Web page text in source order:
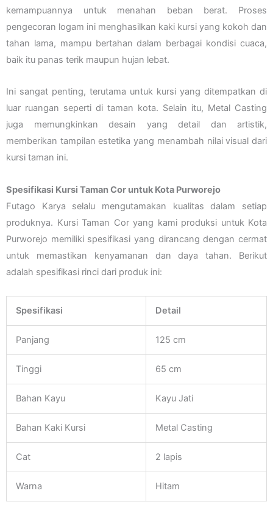
kemampuannya untuk menahan beban berat. Proses
pengecoran logam ini menghasilkan kaki kursi yang kokoh dan
tahan lama, mampu bertahan dalam berbagai kondisi cuaca,
baik itu panas terik maupun hujan lebat.
Ini sangat penting, terutama untuk kursi yang ditempatkan di
luar ruangan seperti di taman kota. Selain itu, Metal Casting
juga memungkinkan desain yang detail dan artistik,
memberikan tampilan estetika yang menambah nilai visual dari
kursi taman ini.
Spesifikasi Kursi Taman Cor untuk Kota Purworejo
Futago Karya selalu mengutamakan kualitas dalam setiap
produknya. Kursi Taman Cor yang kami produksi untuk Kota
Purworejo memiliki spesifikasi yang dirancang dengan cermat
untuk memastikan kenyamanan dan daya tahan. Berikut
adalah spesifikasi rinci dari produk ini:
Spesifikasi Detail
Panjang 125 cm
Tinggi 65 cm
Bahan Kayu Kayu Jati
Bahan Kaki Kursi Metal Casting
Cat 2 lapis
Warna Hitam